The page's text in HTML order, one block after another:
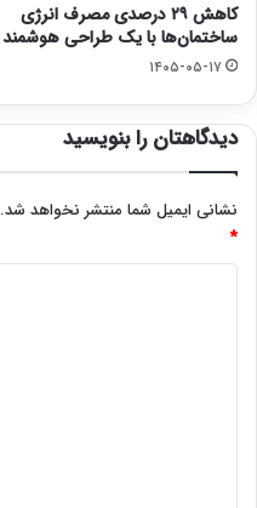
کاهش ۲۹ درصدی مصرف انرژی
ساختمان‌ها با یک طراحی هوشمند
۱۴۰۵-۰۵-۱۷
دیدگاهتان را بنویسید
نشانی ایمیل شما منتشر نخواهد شد.
*